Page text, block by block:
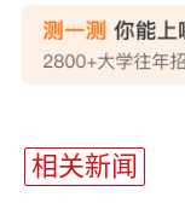
相关新闻